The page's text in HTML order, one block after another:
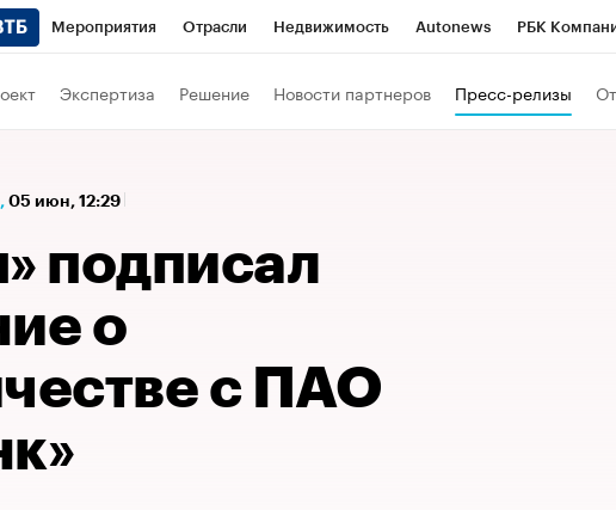
Мероприятия Отрасли Недвижимость Autonews РБК
Экспертиза Решение Новости партнеров Пресс-релизы
, 05 июн, 12:29
подписал
о
с ПАО